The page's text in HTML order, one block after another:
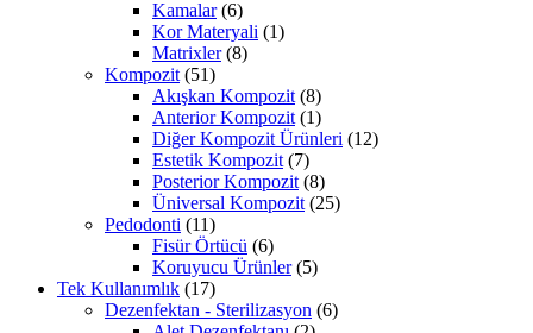
Kamalar (6)
Kor Materyali (1)
Matrixler (8)
Kompozit (51)
Akışkan Kompozit (8)
Anterior Kompozit (1)
Diğer Kompozit Ürünleri (12)
Estetik Kompozit (7)
Posterior Kompozit (8)
Üniversal Kompozit (25)
Pedodonti (11)
Fisür Örtücü (6)
Koruyucu Ürünler (5)
Tek Kullanımlık (17)
Dezenfektan - Sterilizasyon (6)